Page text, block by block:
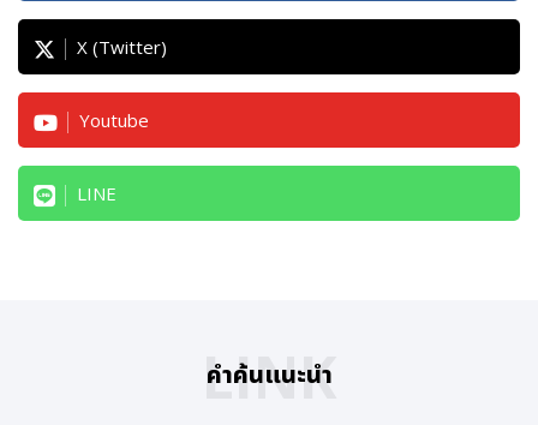
X (Twitter)
Youtube
LINE
คำค้นแนะนำ
LINK